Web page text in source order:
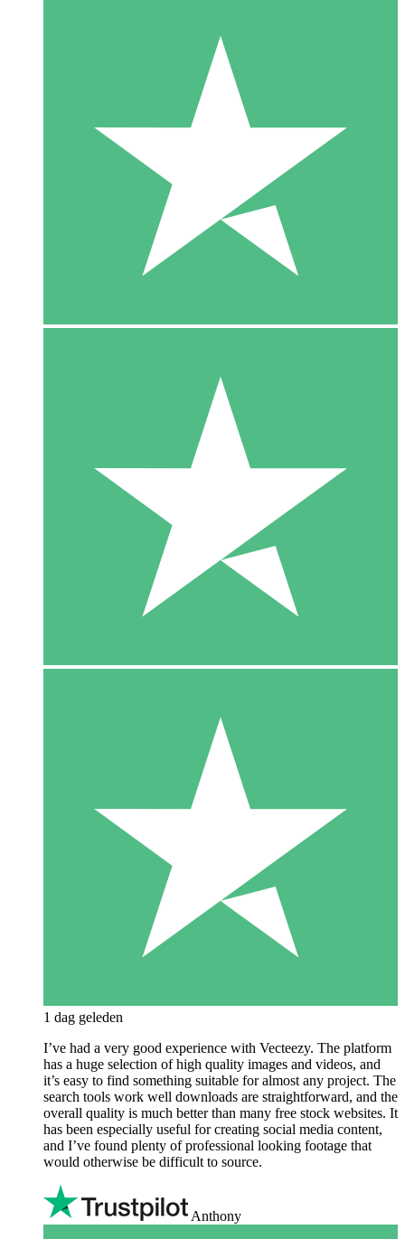
1 dag geleden
I’ve had a very good experience with Vecteezy. The platform
has a huge selection of high quality images and videos, and
it’s easy to find something suitable for almost any project. The
search tools work well downloads are straightforward, and the
overall quality is much better than many free stock websites. It
has been especially useful for creating social media content,
and I’ve found plenty of professional looking footage that
would otherwise be difficult to source.
Anthony